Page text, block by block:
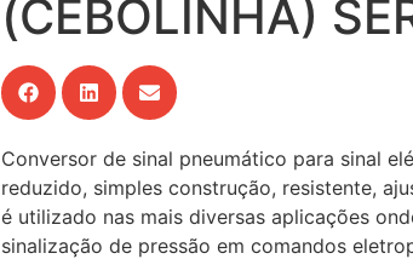
(CEBOLINHA)
Conversor de sinal pneumático para sinal
reduzido, simples construção, resistente,
é utilizado nas mais diversas aplicações
sinalização de pressão em comandos